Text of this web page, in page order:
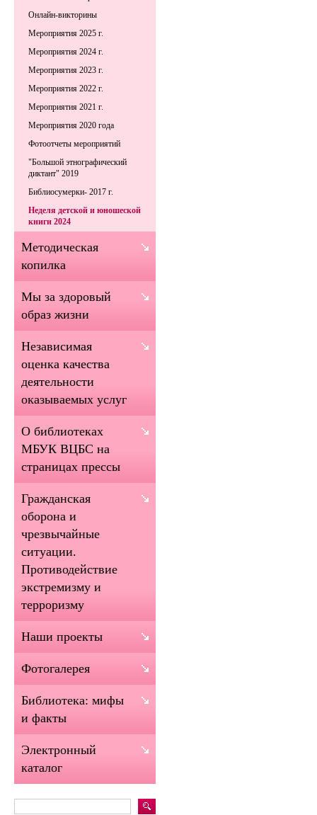
Онлайн-викторины
Мероприятия 2025 г.
Мероприятия 2024 г.
Мероприятия 2023 г.
Мероприятия 2022 г.
Мероприятия 2021 г.
Мероприятия 2020 года
Фотоотчеты мероприятий
"Большой этнографический
диктант" 2019
Библиосумерки- 2017 г.
Неделя детской и юношеской
книги 2024
Методическая
копилка
Мы за здоровый
образ жизни
Независимая
оценка качества
деятельности
оказываемых услуг
О библиотеках
МБУК ВЦБС на
страницах прессы
Гражданская
оборона и
чрезвычайные
ситуации.
Противодействие
экстремизму и
терроризму
Наши проекты
Фотогалерея
Библиотека: мифы
и факты
Электронный
каталог